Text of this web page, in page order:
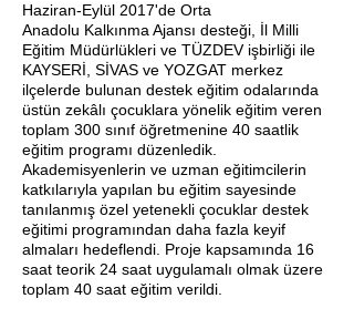
Haziran-Eylül 2017'de Orta
Anadolu Kalkınma Ajansı desteği, İl Milli
Eğitim Müdürlükleri ve TÜZDEV işbirliği ile
KAYSERİ, SİVAS ve YOZGAT merkez
ilçelerde bulunan destek eğitim odalarında
üstün zekâlı çocuklara yönelik eğitim veren
toplam 300 sınıf öğretmenine 40 saatlik
eğitim programı düzenledik.
Akademisyenlerin ve uzman eğitimcilerin
katkılarıyla yapılan bu eğitim sayesinde
tanılanmış özel yetenekli çocuklar destek
eğitimi programından daha fazla keyif
almaları hedeflendi. Proje kapsamında 16
saat teorik 24 saat uygulamalı olmak üzere
toplam 40 saat eğitim verildi.